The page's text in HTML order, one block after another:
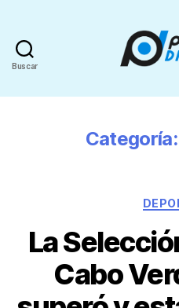
Buscar
Categoría:
La
Cabo